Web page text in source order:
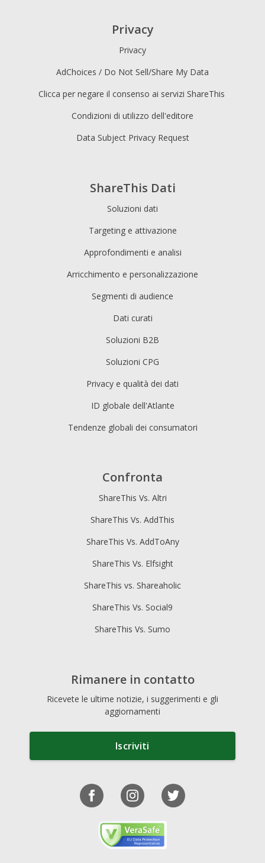
ShareThis Dati
Soluzioni dati
Targeting e attivazione
Approfondimenti e analisi
Arricchimento e personalizzazione
Segmenti di audience
Dati curati
Soluzioni B2B
Soluzioni CPG
Privacy e qualità dei dati
ID globale dell'Atlante
Tendenze globali dei consumatori
Privacy
Privacy
AdChoices / Do Not Sell/Share My Data
Clicca per negare il consenso ai servizi ShareThis
Condizioni di utilizzo dell'editore
Data Subject Privacy Request
Confronta
ShareThis Vs. Altri
ShareThis Vs. AddThis
ShareThis Vs. AddToAny
ShareThis Vs. Elfsight
ShareThis vs. Shareaholic
ShareThis Vs. Social9
ShareThis Vs. Sumo
Rimanere in contatto
Ricevete le ultime notizie, i suggerimenti e gli
aggiornamenti
Iscriviti